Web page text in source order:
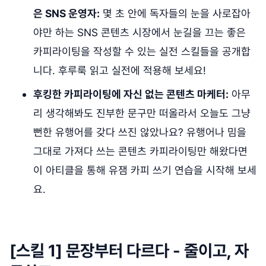
은 SNS 운영자: 몇 초 안에 독자들의 눈을 사로잡아
야만 하는 SNS 콘텐츠 시장에서 눈길을 끄는 좋은
카피라이팅을 작성할 수 있는 실전 스킬들을 공개합
니다. 후루룩 읽고 실전에 적용해 보세요!
후킹한 카피라이팅에 자신 없는 콘텐츠 마케터: 아무
리 생각해봐도 진부한 문구만 떠올라서 오늘도 그냥
뻔한 유행어를 갖다 쓰진 않았나요? 유행어나 밈을
그대로 가져다 쓰는 콘텐츠 카피라이팅만 해왔다면
이 아티클을 통해 유잼 카피 쓰기 연습을 시작해 보세
요.
[스킬 1] 문장부터 다르다 - 줄이고, 자